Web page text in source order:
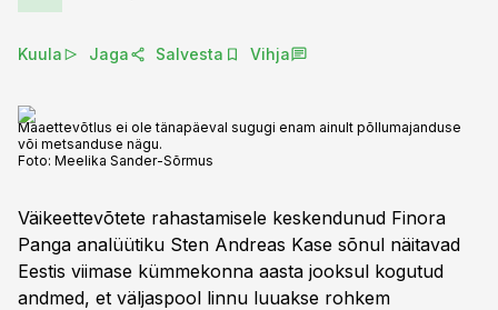
Kuula Jaga Salvesta Vihja
Maaettevõtlus ei ole tänapäeval sugugi enam ainult põllumajanduse
või metsanduse nägu.
Foto: Meelika Sander-Sõrmus
Väikeettevõtete rahastamisele keskendunud Finora
Panga analüütiku Sten Andreas Kase sõnul näitavad
Eestis viimase kümmekonna aasta jooksul kogutud
andmed, et väljaspool linnu luuakse rohkem